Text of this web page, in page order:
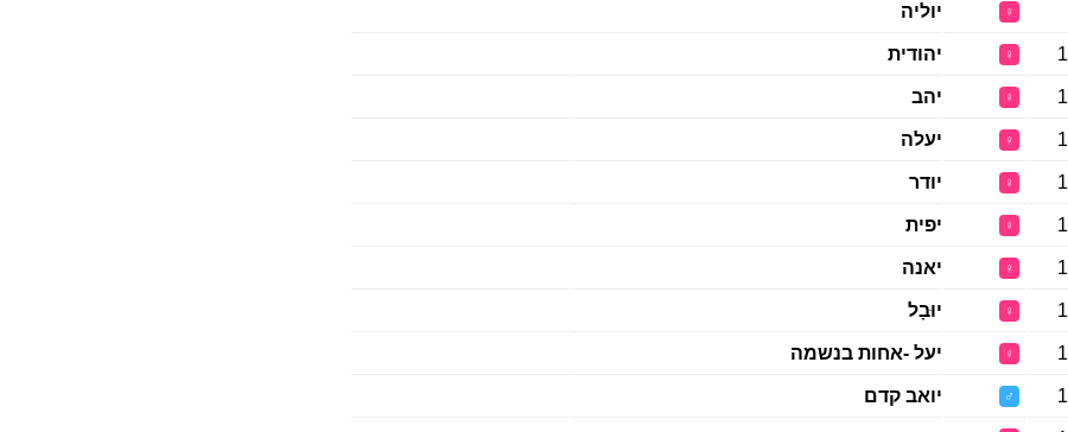
♀ יוליה
♀ יהודית
♀ יהב
♀ יעלה
♀ יודר
♀ יפית
♀ יאנה
♀ יוּבָל
♀ יעל -אחות בנשמה
♂ יואב קדם